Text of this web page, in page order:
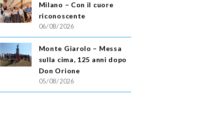
Milano – Con il cuore
riconoscente
06/08/2026
Monte Giarolo – Messa
sulla cima, 125 anni dopo
Don Orione
05/08/2026